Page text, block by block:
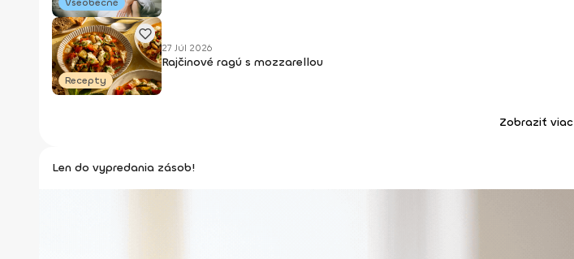
Recepty
27 Júl 2026
Rajčinové ragú s mozzarellou
Zobraziť viac
Len do vypredania zásob!